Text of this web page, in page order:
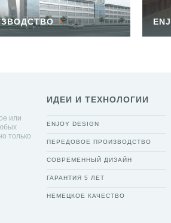
или
только
ИДЕИ И ТЕХНОЛОГИИ
ENJOY DESIGN
ПЕРЕДОВОЕ ПРОИЗВОДСТВО
СОВРЕМЕННЫЙ ДИЗАЙН
ГАРАНТИЯ 5 ЛЕТ
НЕМЕЦКОЕ КАЧЕСТВО